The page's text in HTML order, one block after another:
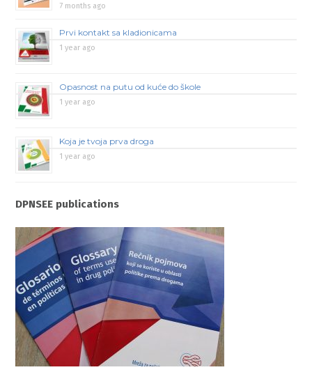
7 months ago
Prvi kontakt sa kladionicama
1 year ago
Opasnost na putu od kuće do škole
1 year ago
Koja je tvoja prva droga
1 year ago
DPNSEE publications